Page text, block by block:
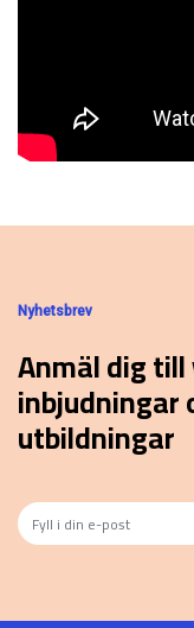
Nyhetsbrev
Anmäl dig
inbjudningar
utbildningar